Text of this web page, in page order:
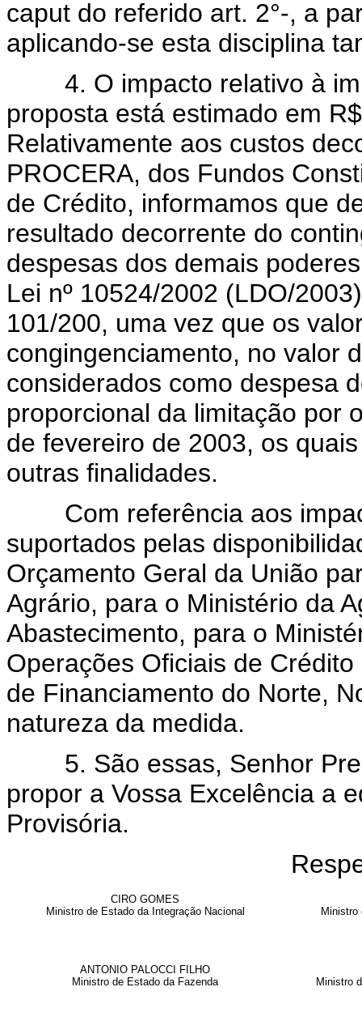
caput do referido art. 2°-, a
aplicando-se esta disciplina
4. O impacto relativo à
proposta está estimado em
Relativamente aos custos
PROCERA, dos Fundos
de Crédito, informamos que
resultado decorrente do
despesas dos demais
Lei nº 10524/2002 (LDO/
101/200, uma vez que os
congingenciamento, no valor
considerados como despesa
proporcional da limitação por
de fevereiro de 2003, os
outras finalidades.
Com referência aos
suportados pelas
Orçamento Geral da União
Agrário, para o Ministério da
Abastecimento, para o
Operações Oficiais de
de Financiamento do Norte,
natureza da medida.
5. São essas, Senhor
propor a Vossa Excelência a
Provisória.
CIRO GOMES
Ministro de Estado da Integração Nacional
Ministro
ANTONIO PALOCCI FILHO
Ministro de Estado da Fazenda
Ministro